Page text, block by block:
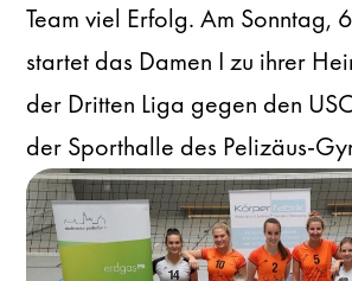
Team viel Erfolg. Am Sonntag,
startet das Damen I zu ihrer
der Dritten Liga gegen den
der Sporthalle des Pelizäus-